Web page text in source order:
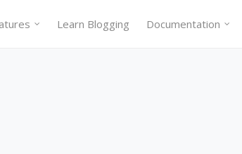
Learn Blogging Documentation